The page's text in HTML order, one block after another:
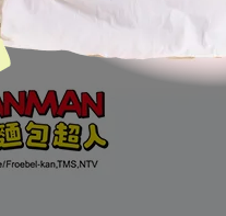
Step 3：移除開闔輔助